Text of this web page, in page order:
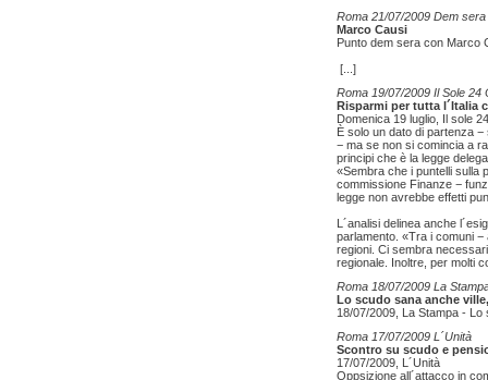
Roma 21/07/2009 Dem sera
Marco Causi
Punto dem sera con Marco
[...]
Roma 19/07/2009 Il Sole 24
Risparmi per tutta l´Italia
Domenica 19 luglio, Il sole
È solo un dato di partenza
− ma se non si comincia a
principi che è la legge
«Sembra che i puntelli sulla
commissione Finanze −
legge non avrebbe effetti
L´analisi delinea anche
parlamento. «Tra i comuni
regioni. Ci sembra
regionale. Inoltre, per molti
Roma 18/07/2009 La
Lo scudo sana anche
18/07/2009, La Stampa -
Roma 17/07/2009 L´Unità
Scontro su scudo e
17/07/2009, L´Unità
Oppsizione all´attacco in